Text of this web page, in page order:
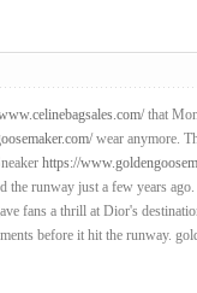
that
wear anymore.
https://
runway just a few years
fans a thrill at Dior's
before it hit the runway.